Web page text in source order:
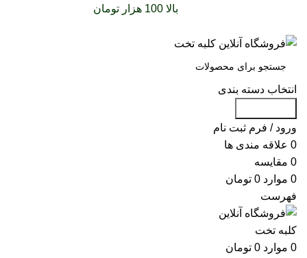
بالا 100 هزار تومان
انتخاب دسته بندی
ورود / فرم ثبت نام
0 علاقه مندی ها
0 مقایسه
0 موارد 0 تومان
فهرست
0 موارد 0 تومان